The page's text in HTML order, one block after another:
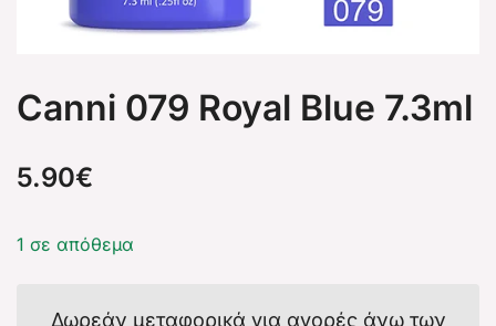
Canni 079 Royal Blue 7.3ml
5.90€
1 σε απόθεμα
Δωρεάν μεταφορικά για αγορές άνω των